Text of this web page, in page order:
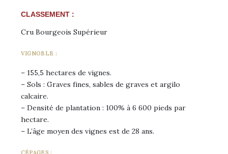
CLASSEMENT :
Cru Bourgeois Supérieur
VIGNOBLE :
– 155,5 hectares de vignes.
– Sols : Graves fines, sables de graves et argilo
calcaire.
– Densité de plantation : 100% à 6 600 pieds par
hectare.
– L’âge moyen des vignes est de 28 ans.
CÉPAGES :